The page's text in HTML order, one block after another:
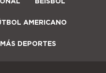
AMERICANO
MÁS DEPORTES